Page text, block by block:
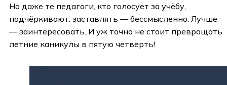
Но даже те педагоги, кто голосует за учёбу,
подчёркивают: заставлять — бессмысленно. Лучше
— заинтересовать. И уж точно не стоит превращать
летние каникулы в пятую четверть!